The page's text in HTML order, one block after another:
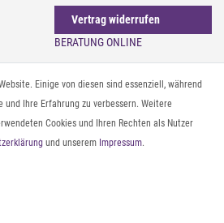
Vertrag widerrufen
BERATUNG ONLINE
Sonnenbrillen & UV-Schutz
Textilpflege
Textil- und Material-Guide
Geldbörse richtig organisieren
Einige von diesen sind essenziell, während
und Ihre Erfahrung zu verbessern. Weitere
Cookies und Ihren Rechten als Nutzer
und unserem Impressum.